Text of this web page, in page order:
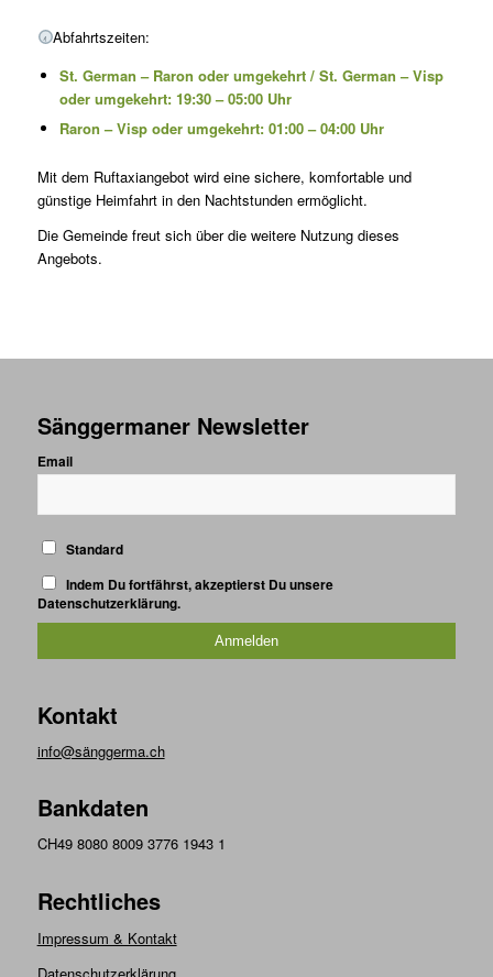
Abfahrtszeiten:
St. German – Raron oder umgekehrt / St. German – Visp
oder umgekehrt: 19:30 – 05:00 Uhr
Raron – Visp oder umgekehrt: 01:00 – 04:00 Uhr
Mit dem Ruftaxiangebot wird eine sichere, komfortable und
günstige Heimfahrt in den Nachtstunden ermöglicht.
Die Gemeinde freut sich über die weitere Nutzung dieses
Angebots.
Sänggermaner Newsletter
Email
Standard
Indem Du fortfährst, akzeptierst Du unsere
Datenschutzerklärung.
Kontakt
info@sänggerma.ch
Bankdaten
CH49 8080 8009 3776 1943 1
Rechtliches
Impressum & Kontakt
Datenschutzerklärung